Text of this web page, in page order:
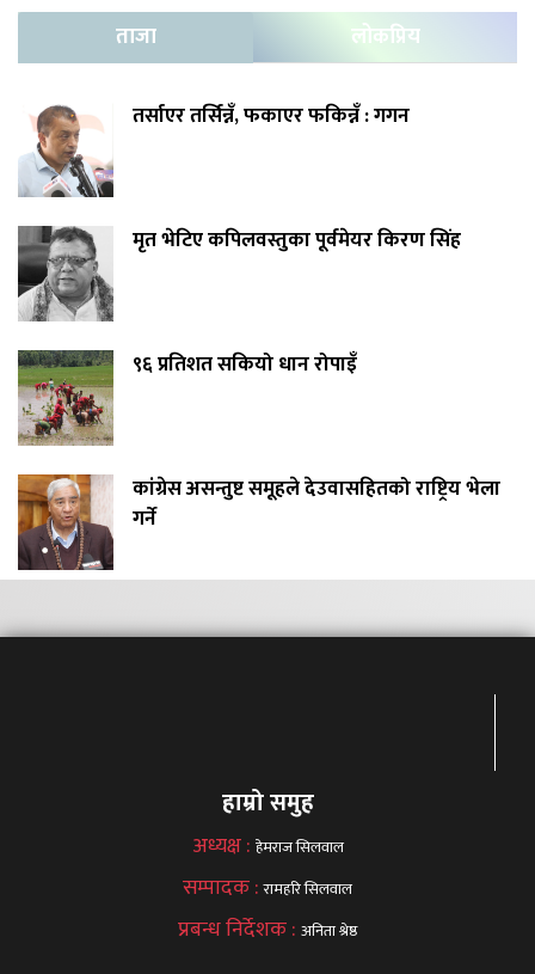
ताजा लोकप्रिय
तर्साएर तर्सिन्नँ, फकाएर फकिन्नँ : गगन
मृत भेटिए कपिलवस्तुका पूर्वमेयर किरण सिंह
९६ प्रतिशत सकियो धान रोपाइँ
कांग्रेस असन्तुष्ट समूहले देउवासहितको राष्ट्रिय भेला
गर्ने
हाम्रो समुह
अध्यक्ष : हेमराज सिलवाल
सम्पादक :रामहरि सिलवाल
प्रबन्ध निर्देशक : अनिता श्रेष्ठ